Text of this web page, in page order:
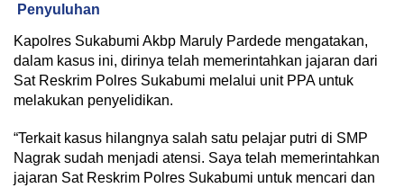
Penyuluhan
Kapolres Sukabumi Akbp Maruly Pardede mengatakan,
dalam kasus ini, dirinya telah memerintahkan jajaran dari
Sat Reskrim Polres Sukabumi melalui unit PPA untuk
melakukan penyelidikan.
“Terkait kasus hilangnya salah satu pelajar putri di SMP
Nagrak sudah menjadi atensi. Saya telah memerintahkan
jajaran Sat Reskrim Polres Sukabumi untuk mencari dan